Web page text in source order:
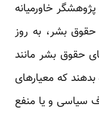
خاورمیانه
حقوق بشر، به روز
حقوق بشر مانند
که معیارهای
سیاسی و یا منفع